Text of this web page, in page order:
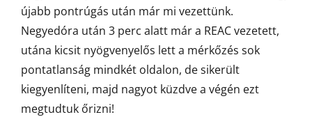
újabb pontrúgás után már mi vezettünk.
Negyedóra után 3 perc alatt már a REAC vezetett,
utána kicsit nyögvenyelős lett a mérkőzés sok
pontatlanság mindkét oldalon, de sikerült
kiegyenlíteni, majd nagyot küzdve a végén ezt
megtudtuk őrizni!